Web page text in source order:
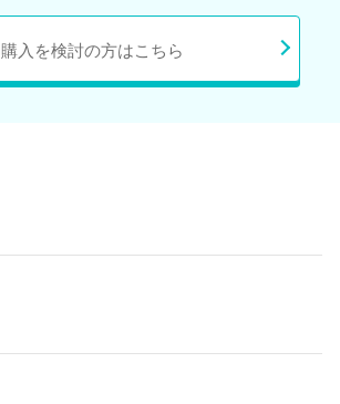
購入を検討の方はこちら